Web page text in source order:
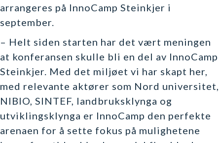
arrangeres på InnoCamp Steinkjer i
september.
– Helt siden starten har det vært meningen
at konferansen skulle bli en del av InnoCamp
Steinkjer. Med det miljøet vi har skapt her,
med relevante aktører som Nord universitet,
NIBIO, SINTEF, landbruksklynga og
utviklingsklynga er InnoCamp den perfekte
arenaen for å sette fokus på mulighetene